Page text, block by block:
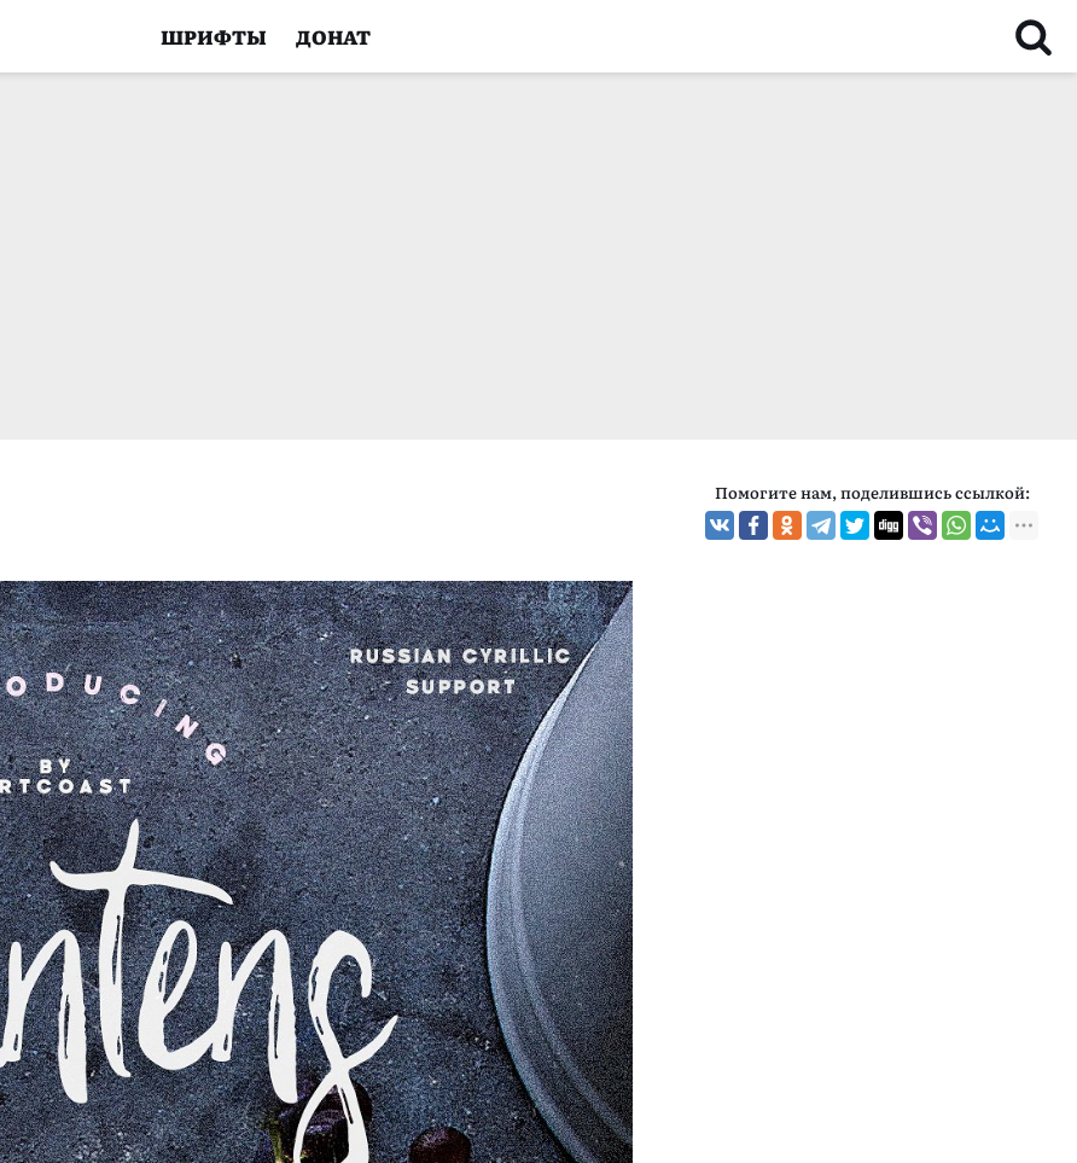
ШРИФТЫ ДОНАТ
Помогите нам, поделившись ссылкой: